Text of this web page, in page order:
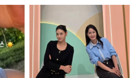
야" [살림남]